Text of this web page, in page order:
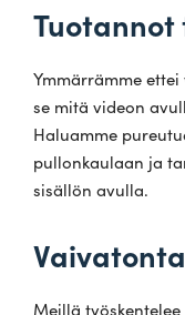
Ymmär­rämme
se mitä videon
Haluamme
pul­lon­kaulaan ja
sisällön avulla.
Meillä